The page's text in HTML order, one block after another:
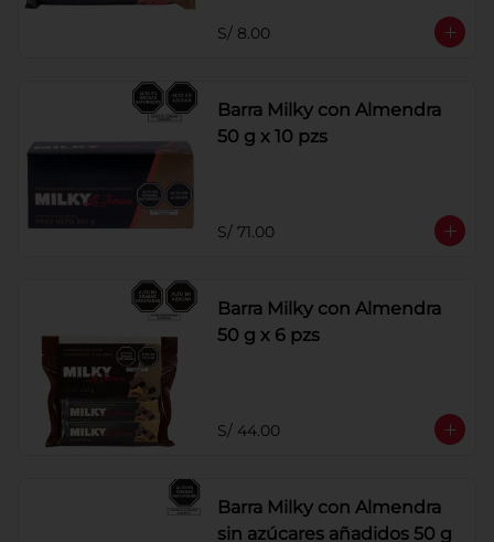
S/ 8.00
Barra Milky con Almendra
50 g x 10 pzs
S/ 71.00
Barra Milky con Almendra
50 g x 6 pzs
S/ 44.00
Barra Milky con Almendra
sin azúcares añadidos 50 g